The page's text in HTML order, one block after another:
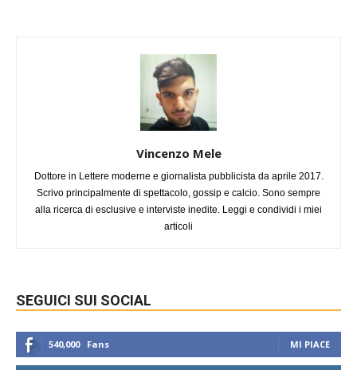
Vincenzo Mele
Dottore in Lettere moderne e giornalista pubblicista da aprile 2017.
Scrivo principalmente di spettacolo, gossip e calcio. Sono sempre
alla ricerca di esclusive e interviste inedite. Leggi e condividi i miei
articoli
SEGUICI SUI SOCIAL
540,000 Fans MI PIACE